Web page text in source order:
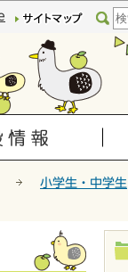
小学生・中学生